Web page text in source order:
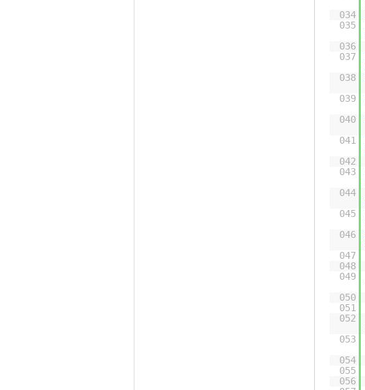
034
035
036
037
038
039
040
041
042
043
044
045
046
047
048
049
050
051
052
053
054
055
056